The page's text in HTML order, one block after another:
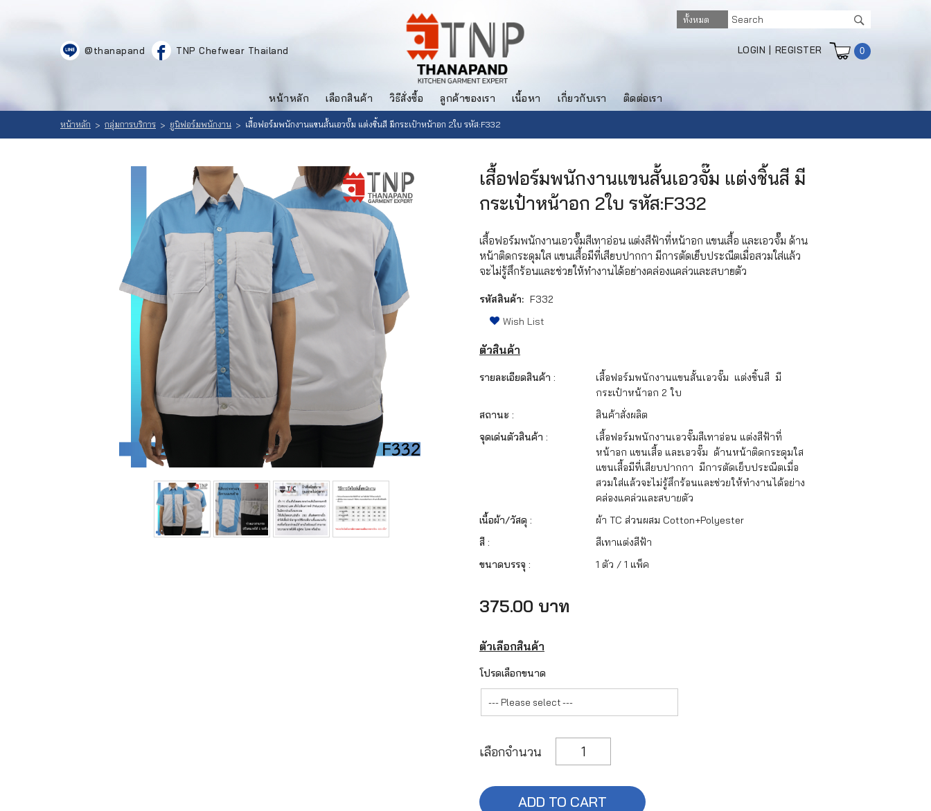
ที่
สินค้า
@thanapand TNP Chefwear Thailand 0
LOGIN | REGISTER
หน้าหลัก เลือกสินค้า วิธีสั่งซื้อ ลูกค้าของเรา เนื้อหา เกี่ยวกับเรา ติดต่อเรา
หน้าหลัก > กลุ่มการบริการ > ยูนิฟอร์มพนักงาน > เสื้อฟอร์มพนักงานแขนสั้นเอวจั๊ม แต่งชิ้นสี มีกระเป๋าหน้าอก 2ใบ รหัส:F332
เสื้อฟอร์มพนักงานแขนสั้นเอวจั๊ม แต่งชิ้นสี มี
กระเป๋าหน้าอก 2ใบ รหัส:F332
เสื้อฟอร์มพนักงานเอวจั๊มสีเทาอ่อน แต่งสีฟ้าที่หน้าอก แขนเสื้อ และเอวจั๊ม ด้าน
หน้าติดกระดุมใส แขนเสื้อมีที่เสียบปากกา มีการตัดเย็บประณีตเมื่อสวมใส่แล้ว
จะไม่รู้สึกร้อนและช่วยให้ทำงานได้อย่างคล่องแคล่วและสบายตัว
รหัสสินค้า: F332
Wish List
ตัวสินค้า
รายละเอียดสินค้า :
เสื้อฟอร์มพนักงานแขนสั้นเอวจั๊ม แต่งชิ้นสี มี
กระเป๋าหน้าอก 2 ใบ
สถานะ :
สินค้าสั่งผลิต
จุดเด่นตัวสินค้า :
เสื้อฟอร์มพนักงานเอวจั๊มสีเทาอ่อน แต่งสีฟ้าที่
หน้าอก แขนเสื้อ และเอวจั๊ม ด้านหน้าติดกระดุมใส
แขนเสื้อมีที่เสียบปากกา มีการตัดเย็บประณีตเมื่อ
สวมใส่แล้วจะไม่รู้สึกร้อนและช่วยให้ทำงานได้อย่าง
คล่องแคล่วและสบายตัว
เนื้อผ้า/วัสดุ :
ผ้า TC ส่วนผสม Cotton+Polyester
สี :
สีเทาแต่งสีฟ้า
ขนาดบรรจุ :
1 ตัว / 1 แพ็ค
375.00 บาท
ตัวเลือกสินค้า
โปรดเลือกขนาด
เลือกจำนวน
ADD TO CART